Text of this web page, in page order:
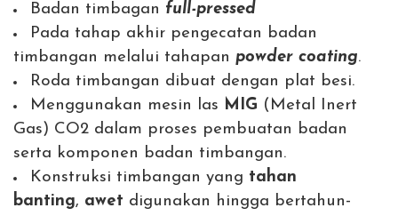
Badan timbagan full-pressed
Pada tahap akhir pengecatan badan
timbangan melalui tahapan powder coating.
Roda timbangan dibuat dengan plat besi.
Menggunakan mesin las MIG (Metal Inert
Gas) CO2 dalam proses pembuatan badan
serta komponen badan timbangan.
Konstruksi timbangan yang tahan
banting, awet digunakan hingga bertahun-